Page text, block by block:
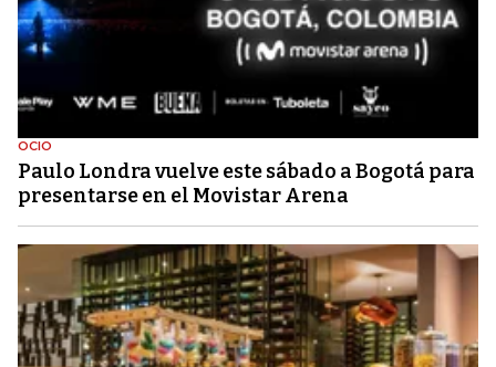
OCIO
Paulo Londra vuelve este sábado a Bogotá para
presentarse en el Movistar Arena